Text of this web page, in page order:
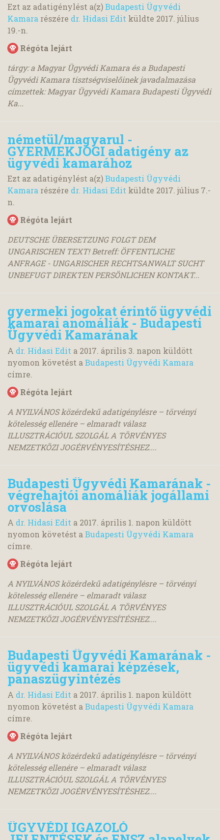
Ezt az adatigénylést a(z)Budapesti Ügyvédi
Kamara részére dr. Hidasi Edit küldte 2017. július
19.-n.
Régóta lejárt
tárgy: a Magyar Ügyvédi Kamara és a Budapesti
Ügyvédi Kamara tisztségviselőinek javadalmazása
címzettek: Magyar Ügyvédi Kamara Budapesti Ügyvédi
Ka...
németül/magyarul -
GYERMEKJOGI adatigény az
ügyvédi kamarához
Ezt az adatigénylést a(z)Budapesti Ügyvédi
Kamara részére dr. Hidasi Edit küldte 2017. július 7.-
n.
Régóta lejárt
DEUTSCHE ÜBERSETZUNG FOLGT DEM
UNGARISCHEN TEXT! Betreff: ÖFFENTLICHE
ANFRAGE - UNGARISCHER RECHTSANWALT SUCHT
UNBEFUGT DIREKTEN PERSÖNLICHEN KONTAKT...
gyermeki jogokat érintő ügyvédi
kamarai anomáliák - Budapesti
Ügyvédi Kamarának
A dr. Hidasi Edit a 2017. április 3. napon küldött
nyomon követést a Budapesti Ügyvédi Kamara
címre.
Régóta lejárt
A NYILVÁNOS közérdekű adatigénylésre – törvényi
kötelesség ellenére – elmaradt válasz
ILLUSZTRÁCIÓUL SZOLGÁL A TÖRVÉNYES
NEMZETKÖZI JOGÉRVÉNYESÍTÉSHEZ....
Budapesti Ügyvédi Kamarának -
végrehajtói anomáliák jogállami
orvoslása
A dr. Hidasi Edit a 2017. április 1. napon küldött
nyomon követést aBudapesti Ügyvédi Kamara
címre.
Régóta lejárt
A NYILVÁNOS közérdekű adatigénylésre – törvényi
kötelesség ellenére – elmaradt válasz
ILLUSZTRÁCIÓUL SZOLGÁL A TÖRVÉNYES
NEMZETKÖZI JOGÉRVÉNYESÍTÉSHEZ....
Budapesti Ügyvédi Kamarának -
ügyvédi kamarai képzések,
panaszügyintézés
A dr. Hidasi Edit a 2017. április 1. napon küldött
nyomon követést a Budapesti Ügyvédi Kamara
címre.
Régóta lejárt
A NYILVÁNOS közérdekű adatigénylésre – törvényi
kötelesség ellenére – elmaradt válasz
ILLUSZTRÁCIÓUL SZOLGÁL A TÖRVÉNYES
NEMZETKÖZI JOGÉRVÉNYESÍTÉSHEZ....
ÜGYVÉDI IGAZOLÓ